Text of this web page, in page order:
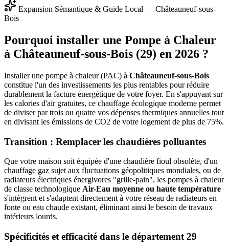
Expansion Sémantique & Guide Local — Châteauneuf-sous-
Bois
Pourquoi installer une Pompe à Chaleur
à Châteauneuf-sous-Bois (29) en 2026 ?
Installer une pompe à chaleur (PAC) à Châteauneuf-sous-Bois
constitue l'un des investissements les plus rentables pour réduire
durablement la facture énergétique de votre foyer. En s'appuyant sur
les calories d'air gratuites, ce chauffage écologique moderne permet
de diviser par trois ou quatre vos dépenses thermiques annuelles tout
en divisant les émissions de CO2 de votre logement de plus de 75%.
Transition : Remplacer les chaudières polluantes
Que votre maison soit équipée d'une chaudière fioul obsolète, d'un
chauffage gaz sujet aux fluctuations géopolitiques mondiales, ou de
radiateurs électriques énergivores "grille-pain", les pompes à chaleur
de classe technologique Air-Eau moyenne ou haute température
s'intègrent et s'adaptent directement à votre réseau de radiateurs en
fonte ou eau chaude existant, éliminant ainsi le besoin de travaux
intérieurs lourds.
Spécificités et efficacité dans le département 29